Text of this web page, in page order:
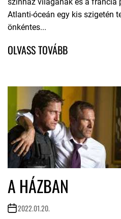
színház világának és a francia
Atlanti-óceán egy kis szigetén
önkéntes...
A HÁZBAN
2022.01.20.